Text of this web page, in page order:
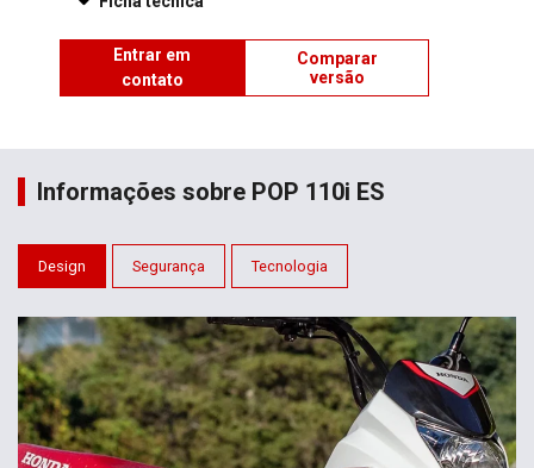
Entrar em
contato
Comparar
versão
Informações sobre POP 110i ES
Design Segurança Tecnologia